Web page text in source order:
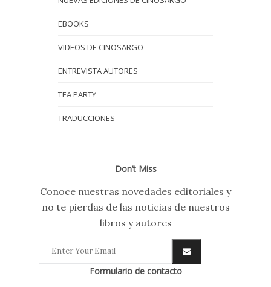
EBOOKS
VIDEOS DE CINOSARGO
ENTREVISTA AUTORES
TEA PARTY
TRADUCCIONES
Don’t Miss
Conoce nuestras novedades editoriales y
no te pierdas de las noticias de nuestros
libros y autores
Formulario de contacto